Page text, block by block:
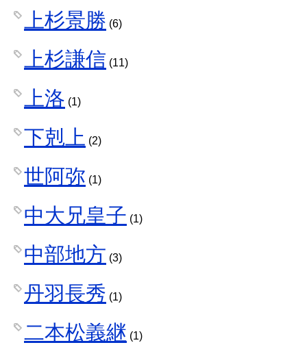
上杉景勝 (6)
上杉謙信 (11)
上洛 (1)
下剋上 (2)
世阿弥 (1)
中大兄皇子 (1)
中部地方 (3)
丹羽長秀 (1)
二本松義継 (1)